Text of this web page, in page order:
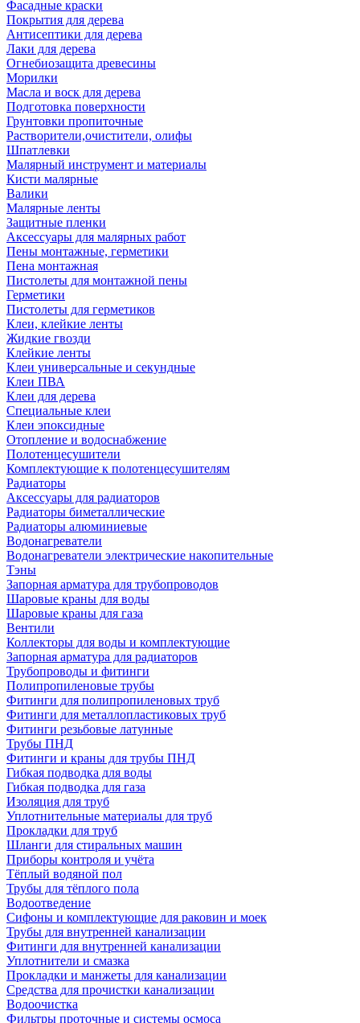
Фасадные краски
Покрытия для дерева
Антисептики для дерева
Лаки для дерева
Огнебиозащита древесины
Морилки
Масла и воск для дерева
Подготовка поверхности
Грунтовки пропиточные
Растворители,очистители, олифы
Шпатлевки
Малярный инструмент и материалы
Кисти малярные
Валики
Малярные ленты
Защитные пленки
Аксессуары для малярных работ
Пены монтажные, герметики
Пена монтажная
Пистолеты для монтажной пены
Герметики
Пистолеты для герметиков
Клеи, клейкие ленты
Жидкие гвозди
Клейкие ленты
Клеи универсальные и секундные
Клеи ПВА
Клеи для дерева
Специальные клеи
Клеи эпоксидные
Отопление и водоснабжение
Полотенцесушители
Комплектующие к полотенцесушителям
Радиаторы
Аксессуары для радиаторов
Радиаторы биметаллические
Радиаторы алюминиевые
Водонагреватели
Водонагреватели электрические накопительные
Тэны
Запорная арматура для трубопроводов
Шаровые краны для воды
Шаровые краны для газа
Вентили
Коллекторы для воды и комплектующие
Запорная арматура для радиаторов
Трубопроводы и фитинги
Полипропиленовые трубы
Фитинги для полипропиленовых труб
Фитинги для металлопластиковых труб
Фитинги резьбовые латунные
Трубы ПНД
Фитинги и краны для трубы ПНД
Гибкая подводка для воды
Гибкая подводка для газа
Изоляция для труб
Уплотнительные материалы для труб
Прокладки для труб
Шланги для стиральных машин
Приборы контроля и учёта
Тёплый водяной пол
Трубы для тёплого пола
Водоотведение
Сифоны и комплектующие для раковин и моек
Трубы для внутренней канализации
Фитинги для внутренней канализации
Уплотнители и смазка
Прокладки и манжеты для канализации
Средства для прочистки канализации
Водоочистка
Фильтры проточные и системы осмоса